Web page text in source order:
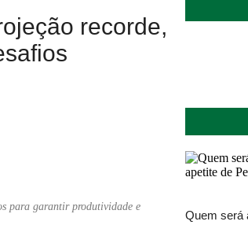
recorde,
para garantir produtividade e
Quem será